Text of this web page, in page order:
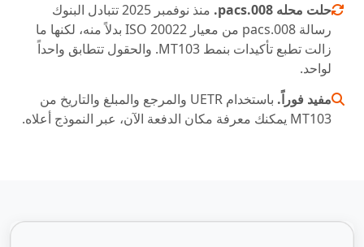
حلت محله pacs.008.
منذ نوفمبر 2025 تتبادل البنوك
رسالة pacs.008 من معيار ISO 20022 بدلاً منه، لكنها ما
زالت تطبع تأكيدات بنمط MT103. والحقول تتطابق واحداً
لواحد.
مفيد فوراً.
باستخدام UETR والمرجع والمبلغ والتاريخ من
MT103 يمكنك معرفة مكان الدفعة الآن، عبر النموذج أعلاه.